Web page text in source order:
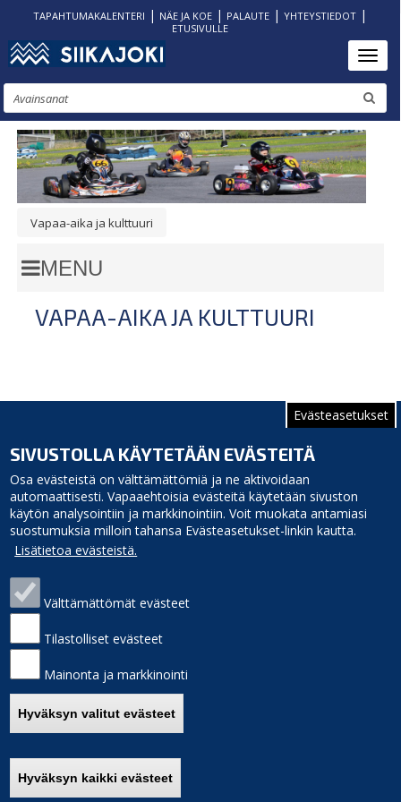
Evästeasetukset
SIVUSTOLLA KÄYTETÄÄN EVÄSTEITÄ
Osa evästeistä on välttämättömiä ja ne aktivoidaan
automaattisesti. Vapaaehtoisia evästeitä käytetään sivuston
käytön analysointiin ja markkinointiin. Voit muokata antamiasi
suostumuksia milloin tahansa Evästeasetukset-linkin kautta.
Lisätietoa evästeistä.
Välttämättömät evästeet
Tilastolliset evästeet
Mainonta ja markkinointi
Hyväksyn valitut evästeet
Hyväksyn kaikki evästeet
Hyppää
pääsisältöön
TAPAHTUMAKALENTERI | NÄE JA KOE| PALAUTE| YHTEYSTIEDOT|
ETUSIVULLE
Etsi
MURUPOLKU
Vapaa-aika ja kulttuuri
VAPAA-AIKA JA KULTTUURI
Siikajoen kunta
Virastotie 5A
puh. 040 3156 299
e-mail: kunnanvirasto(at)siikajoki.fi
Puhelinluettelo